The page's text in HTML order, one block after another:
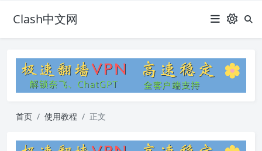
Clash中文网
首页 使用教程 正文